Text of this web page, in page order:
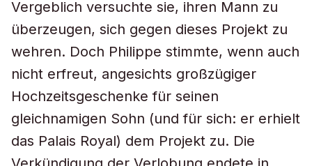
Vergeblich versuchte sie, ihren Mann zu
überzeugen, sich gegen dieses Projekt zu
wehren. Doch Philippe stimmte, wenn auch
nicht erfreut, angesichts großzügiger
Hochzeitsgeschenke für seinen
gleichnamigen Sohn (und für sich: er erhielt
das Palais Royal) dem Projekt zu. Die